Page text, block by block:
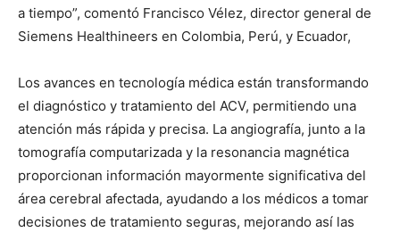
a tiempo”, comentó Francisco Vélez, director general de
Siemens Healthineers en Colombia, Perú, y Ecuador,
Los avances en tecnología médica están transformando
el diagnóstico y tratamiento del ACV, permitiendo una
atención más rápida y precisa. La angiografía, junto a la
tomografía computarizada y la resonancia magnética
proporcionan información mayormente significativa del
área cerebral afectada, ayudando a los médicos a tomar
decisiones de tratamiento seguras, mejorando así las